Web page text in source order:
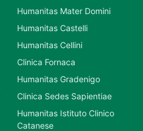
Humanitas Mater Domini
Humanitas Castelli
Humanitas Cellini
Clinica Fornaca
Humanitas Gradenigo
Clinica Sedes Sapientiae
Humanitas Istituto Clinico
Catanese